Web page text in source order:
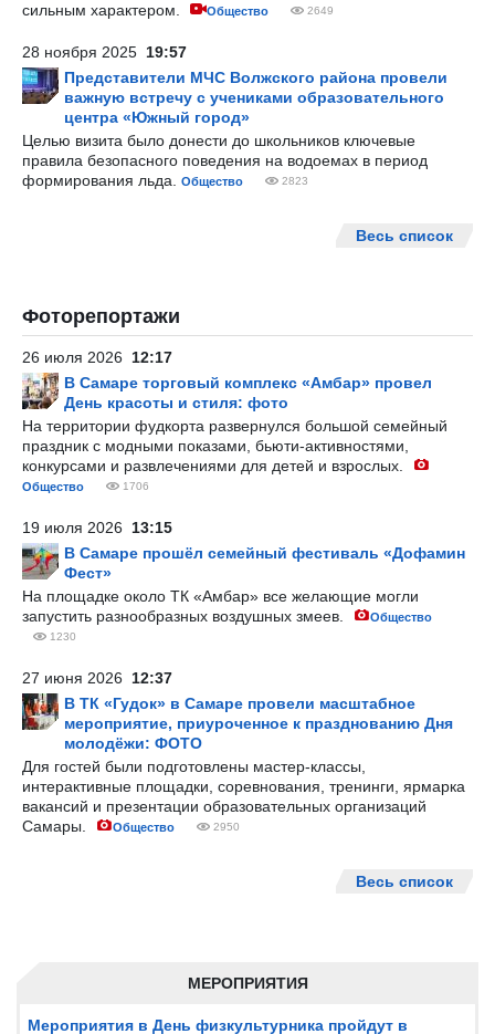
МЕРОПРИЯТИЯ
Мероприятия в День физкультурника пройдут в
сильным характером.
Общество 2649
28 ноября 2025 19:57
Представители МЧС Волжского района провели
важную встречу с учениками образовательного
центра «Южный город»
Целью визита было донести до школьников ключевые
правила безопасного поведения на водоемах в период
формирования льда.
Общество 2823
Весь список
Фоторепортажи
26 июля 2026 12:17
В Самаре торговый комплекс «Амбар» провел
День красоты и стиля: фото
На территории фудкорта развернулся большой семейный
праздник с модными показами, бьюти-активностями,
конкурсами и развлечениями для детей и взрослых.
Общество 1706
19 июля 2026 13:15
В Самаре прошёл семейный фестиваль «Дофамин
Фест»
На площадке около ТК «Амбар» все желающие могли
запустить разнообразных воздушных змеев.
Общество
1230
27 июня 2026 12:37
В ТК «Гудок» в Самаре провели масштабное
мероприятие, приуроченное к празднованию Дня
молодёжи: ФОТО
Для гостей были подготовлены мастер-классы,
интерактивные площадки, соревнования, тренинги, ярмарка
вакансий и презентации образовательных организаций
Самары.
Общество 2950
Весь список